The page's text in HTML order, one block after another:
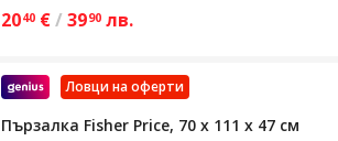
2040 €/ 3990 лв.
Ловци на оферти
Пързалка Fisher Price, 70 x 111 x 47 см